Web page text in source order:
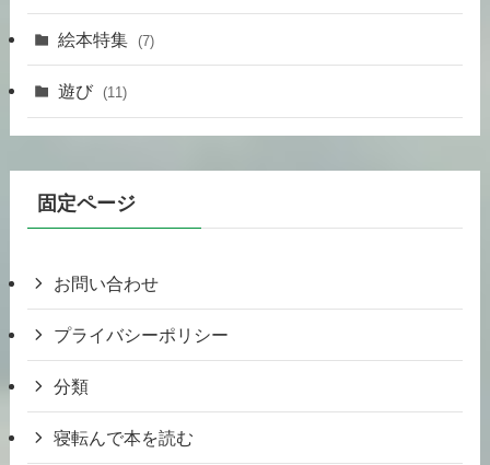
絵本特集 (7)
遊び (11)
固定ページ
お問い合わせ
プライバシーポリシー
分類
寝転んで本を読む